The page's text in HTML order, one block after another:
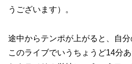
うございます）。
途中からテンポが上がると、自
このライブでいうちょうど14分